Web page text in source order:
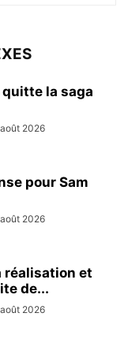
la saga
2026
pour Sam
2026
réalisation et
de...
2026